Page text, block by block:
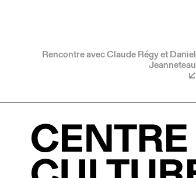
Rencontre avec Claude Régy et Daniel
Jeanneteau